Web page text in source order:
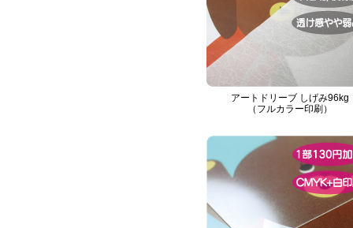
アートドリーブ しげみ96kg
（フルカラー印刷）